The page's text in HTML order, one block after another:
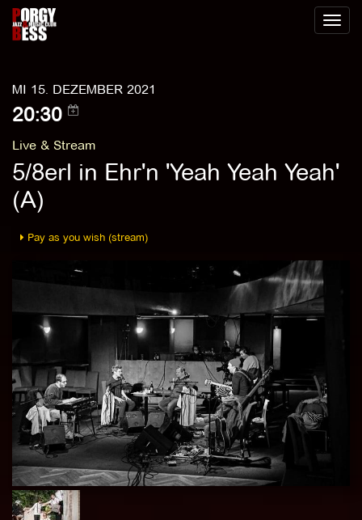
Toggle
MI 15. DEZEMBER 2021
20:30
Live & Stream
5/8erl in Ehr'n 'Yeah Yeah Yeah'
(A)
Pay as you wish (stream)